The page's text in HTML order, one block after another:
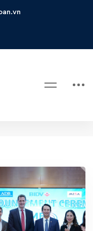
đơn điện tử